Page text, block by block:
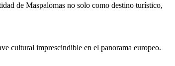
de Maspalomas no solo como destino turístico,
cultural imprescindible en el panorama europeo.